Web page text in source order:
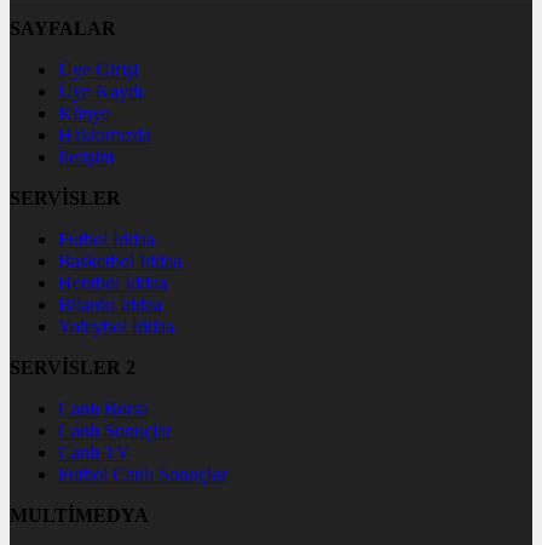
SAYFALAR
Üye Girişi
Üye Kaydı
Künye
Hakkımızda
İletişim
SERVİSLER
Futbol İddaa
Basketbol İddaa
Hentbol İddaa
Bilardo İddaa
Voleybol İddaa
SERVİSLER 2
Canlı Borsa
Canlı Sonuçlar
Canlı TV
Futbol Canlı Sonuçlar
MULTİMEDYA